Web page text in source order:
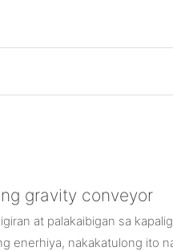
gravity conveyor
at palakaibigan sa
enerhiya, nakakatulong ito